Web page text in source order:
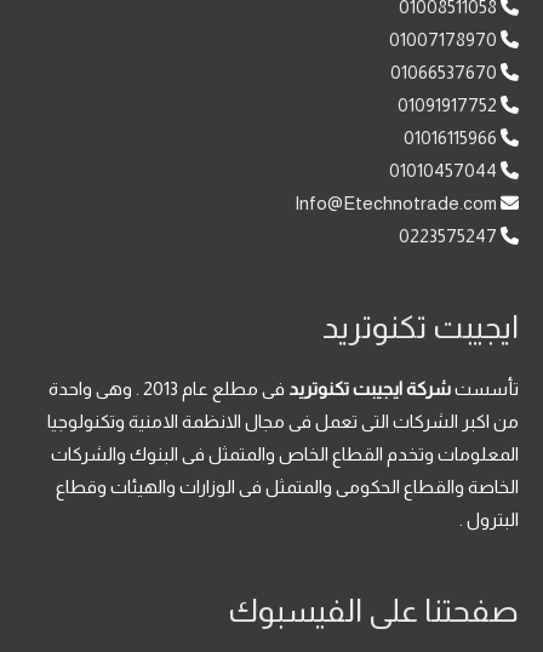
01008511058
01007178970
01066537670
01091917752
01016115966
01010457044
0223575247
ايجيبت تكنوتريد
تأسستشركة ايجيبت تكنوتريد
فى مطلع عام 2013 . وهى واحدة
من اكبر الشركات التى تعمل فى مجال الانظمة الامنية وتكنولوجيا
المعلومات وتخدم القطاع الخاص والمتمثل فى البنوك والشركات
الخاصة والقطاع الحكومى والمتمثل فى الوزارات والهيئات وقطاع
البترول .
صفحتنا على الفيسبوك